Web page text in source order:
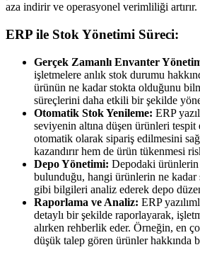
aza indirir ve operasyonel verimliliği artırır.
ERP ile Stok Yönetimi Süreci:
Gerçek Zamanlı Envanter
işletmelere anlık stok durumu
ürünün ne kadar stokta olduğunu
süreçlerini daha etkili bir şekilde
Otomatik Stok Yenileme: ERP
seviyenin altına düşen ürünleri
otomatik olarak sipariş edilmesini
kazandırır hem de ürün tükenmesi
Depo Yönetimi: Depodaki
bulunduğu, hangi ürünlerin ne kadar
gibi bilgileri analiz ederek depo
Raporlama ve Analiz: ERP
detaylı bir şekilde raporlayarak,
alırken rehberlik eder. Örneğin, en
düşük talep gören ürünler hakkında